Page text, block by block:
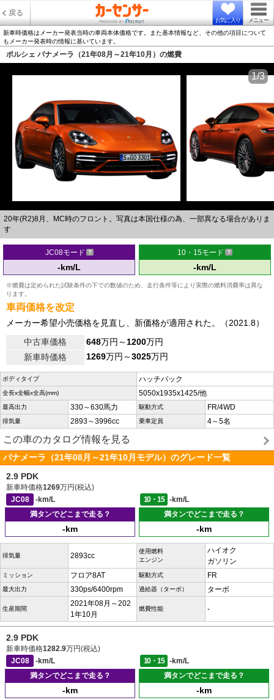
戻る
お気に入り メニュー
新車時価格はメーカー発表当時の車両本体価格です。また基本情報など、その他の項目について
もメーカー発表時の情報に基いています。
ポルシェ パナメーラ（21年08月～21年10月）の燃費
20年(R2)8月、MC時のフロント。写真は本国仕様の為、一部異なる場合がありま
す
1/3
JC08モード
-km/L
10・15モード
-km/L
※燃費は定められた試験条件の下での数値のため、走行条件等により実際の燃料消費率は異な
ります。
車両価格を改定
メーカー希望小売価格を見直し、新価格が適用された。（2021.8）
中古車価格
648万円～1200万円
新車時価格
1269万円～3025万円
ボディタイプ ハッチバック
全長x全幅x全高(mm) 5050x1935x1425/他
最高出力 330～630馬力 駆動方式 FR/4WD
排気量 2893～3996cc 乗車定員 4～5名
この車のカタログ情報を見る
パナメーラ（21年08月～21年10月モデル）のグレード一覧
2.9 PDK
新車時価格1269万円(税込)
JC08
-km/L 10・15
-km/L
満タンでどこまで走る？
-km
満タンでどこまで走る？
-km
排気量 2893cc
使用燃料
エンジン
ハイオク
ガソリン
ミッション フロア8AT 駆動方式 FR
最大出力 330ps/6400rpm 過給器（ターボ） ターボ
生産期間
2021年08月～202
1年10月
燃費性能 -
2.9 PDK
新車時価格1282.9万円(税込)
JC08
-km/L 10・15
-km/L
満タンでどこまで走る？
-km
満タンでどこまで走る？
-km